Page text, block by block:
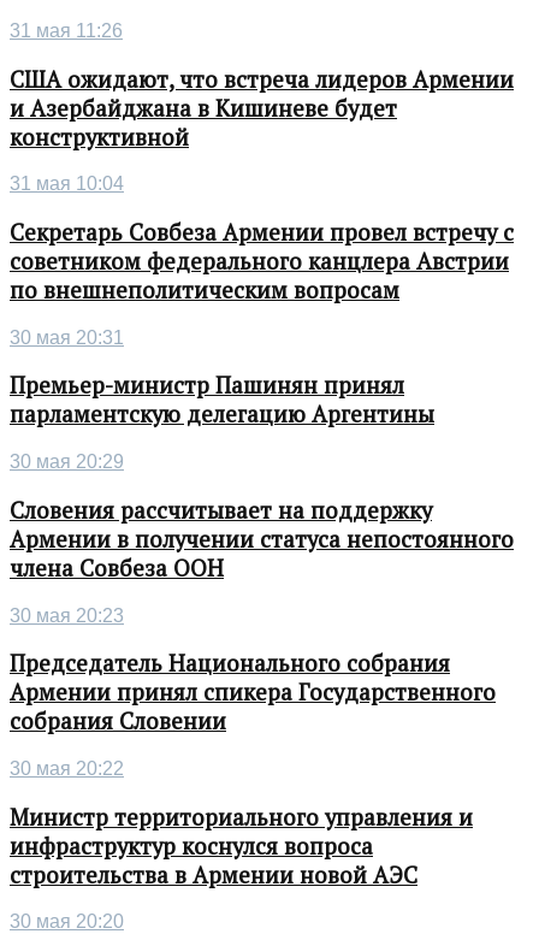
31 мая 11:26
США ожидают, что встреча лидеров Армении
и Азербайджана в Кишиневе будет
конструктивной
31 мая 10:04
Секретарь Совбеза Армении провел встречу с
советником федерального канцлера Австрии
по внешнеполитическим вопросам
30 мая 20:31
Премьер-министр Пашинян принял
парламентскую делегацию Аргентины
30 мая 20:29
Словения рассчитывает на поддержку
Армении в получении статуса непостоянного
члена Совбеза ООН
30 мая 20:23
Председатель Национального собрания
Армении принял спикера Государственного
собрания Словении
30 мая 20:22
Министр территориального управления и
инфраструктур коснулся вопроса
строительства в Армении новой АЭС
30 мая 20:20